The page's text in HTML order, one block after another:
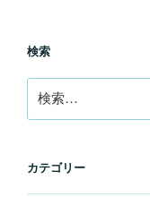
検索
索:
カテゴリー